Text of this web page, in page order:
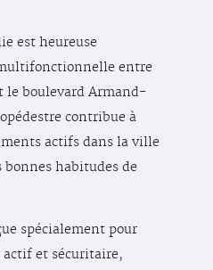
est heureuse
entre
le boulevard Armand-
contribue à
actifs dans la ville
habitudes de
spécialement pour
et sécuritaire,